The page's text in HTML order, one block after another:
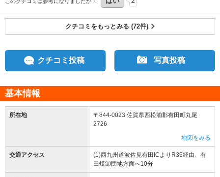
クチコミをもっとみる (72件)
クチコミ投稿 写真投稿
基本情報
所在地
〒844-0023 佐賀県西松浦郡有田町丸尾
2726
地図をみる
交通アクセス
(1)西九州道波佐見有田ICよりR35経由、有
田焼卸団地方面へ10分